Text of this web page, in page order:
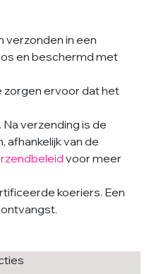
verzonden in een
en beschermd met
zorgen ervoor dat het
verzending is de
afhankelijk van de
voor meer
koeriers. Een